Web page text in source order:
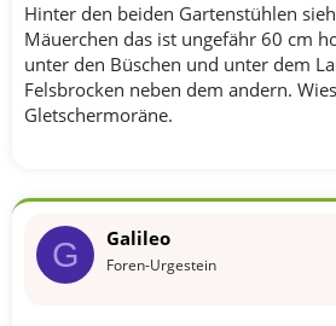
Hinter den beiden Gartenstühlen
Mäuerchen das ist ungefähr 60 cm
unter den Büschen und unter dem
Felsbrocken neben dem andern.
Gletschermoräne.
G Galileo
Foren-Urgestein